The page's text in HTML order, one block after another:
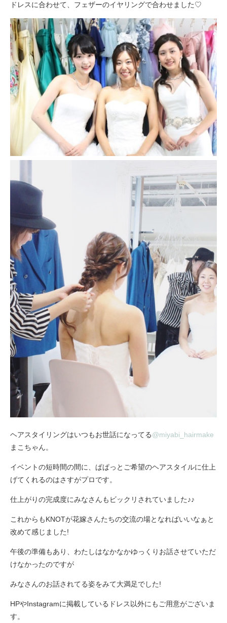
ドレスに合わせて、フェザーのイヤリングで合わせました♡
ヘアスタイリングはいつもお世話になってる@miyabi_hairmake
まこちゃん。
イベントの短時間の間に、ぱぱっとご希望のヘアスタイルに仕上
げてくれるのはさすがプロです。
仕上がりの完成度にみなさんもビックリされていました♪♪
これからもKNOTが花嫁さんたちの交流の場となればいいなぁと
改めて感じました!
午後の準備もあり、わたしはなかなかゆっくりお話させていただ
けなかったのですが
みなさんのお話されてる姿をみて大満足でした!
HPやInstagramに掲載しているドレス以外にもご用意がございま
す。